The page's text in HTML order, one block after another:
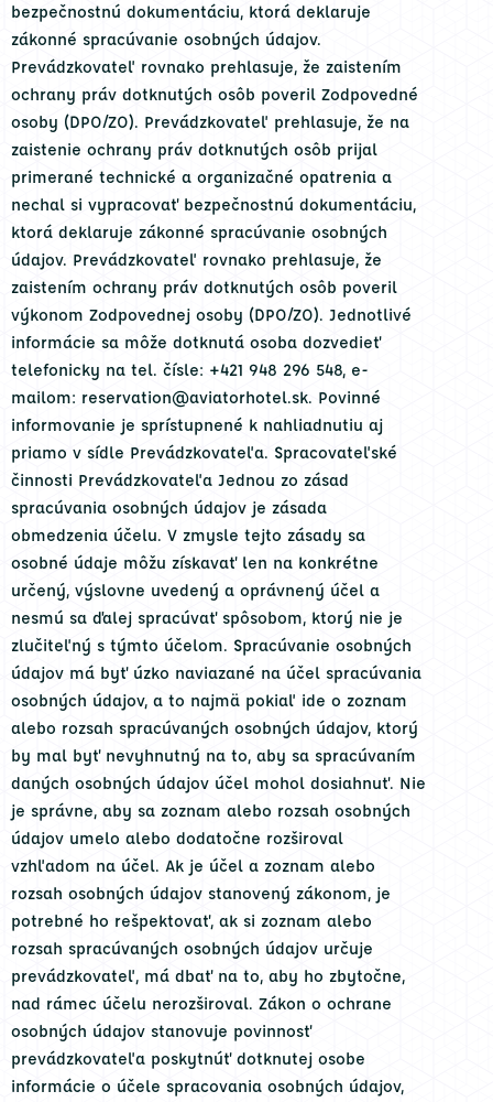
bezpečnostnú dokumentáciu, ktorá deklaruje
zákonné spracúvanie osobných údajov.
Prevádzkovateľ rovnako prehlasuje, že zaistením
ochrany práv dotknutých osôb poveril Zodpovedné
osoby (DPO/ZO). Prevádzkovateľ prehlasuje, že na
zaistenie ochrany práv dotknutých osôb prijal
primerané technické a organizačné opatrenia a
nechal si vypracovať bezpečnostnú dokumentáciu,
ktorá deklaruje zákonné spracúvanie osobných
údajov. Prevádzkovateľ rovnako prehlasuje, že
zaistením ochrany práv dotknutých osôb poveril
výkonom Zodpovednej osoby (DPO/ZO). Jednotlivé
informácie sa môže dotknutá osoba dozvedieť
telefonicky na tel. čísle: +421 948 296 548, e-
mailom: reservation@aviatorhotel.sk. Povinné
informovanie je sprístupnené k nahliadnutiu aj
priamo v sídle Prevádzkovateľa. Spracovateľské
činnosti Prevádzkovateľa Jednou zo zásad
spracúvania osobných údajov je zásada
obmedzenia účelu. V zmysle tejto zásady sa
osobné údaje môžu získavať len na konkrétne
určený, výslovne uvedený a oprávnený účel a
nesmú sa ďalej spracúvať spôsobom, ktorý nie je
zlučiteľný s týmto účelom. Spracúvanie osobných
údajov má byť úzko naviazané na účel spracúvania
osobných údajov, a to najmä pokiaľ ide o zoznam
alebo rozsah spracúvaných osobných údajov, ktorý
by mal byť nevyhnutný na to, aby sa spracúvaním
daných osobných údajov účel mohol dosiahnuť. Nie
je správne, aby sa zoznam alebo rozsah osobných
údajov umelo alebo dodatočne rozširoval
vzhľadom na účel. Ak je účel a zoznam alebo
rozsah osobných údajov stanovený zákonom, je
potrebné ho rešpektovať, ak si zoznam alebo
rozsah spracúvaných osobných údajov určuje
prevádzkovateľ, má dbať na to, aby ho zbytočne,
nad rámec účelu nerozširoval. Zákon o ochrane
osobných údajov stanovuje povinnosť
prevádzkovateľa poskytnúť dotknutej osobe
informácie o účele spracovania osobných údajov,